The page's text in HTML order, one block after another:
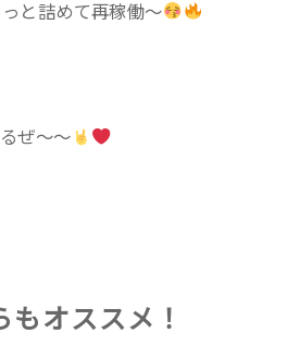
と詰めて再稼働〜
ぜ〜〜
もオススメ！